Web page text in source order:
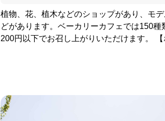
植物、花、植木などのショップがあり、モ
どがあります。ベーカリーカフェでは150
200円以下でお召し上がりいただけます。 【